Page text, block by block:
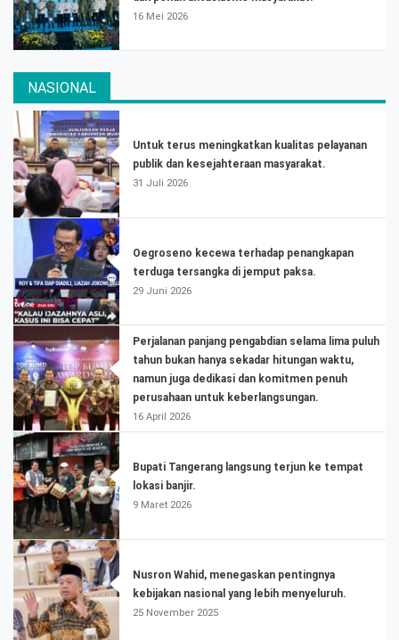
16 Mei 2026
NASIONAL
Untuk terus meningkatkan kualitas pelayanan
publik dan kesejahteraan masyarakat.
31 Juli 2026
Oegroseno kecewa terhadap penangkapan
terduga tersangka di jemput paksa.
29 Juni 2026
Perjalanan panjang pengabdian selama lima puluh
tahun bukan hanya sekadar hitungan waktu,
namun juga dedikasi dan komitmen penuh
perusahaan untuk keberlangsungan.
16 April 2026
Bupati Tangerang langsung terjun ke tempat
lokasi banjir.
9 Maret 2026
Nusron Wahid, menegaskan pentingnya
kebijakan nasional yang lebih menyeluruh.
25 November 2025